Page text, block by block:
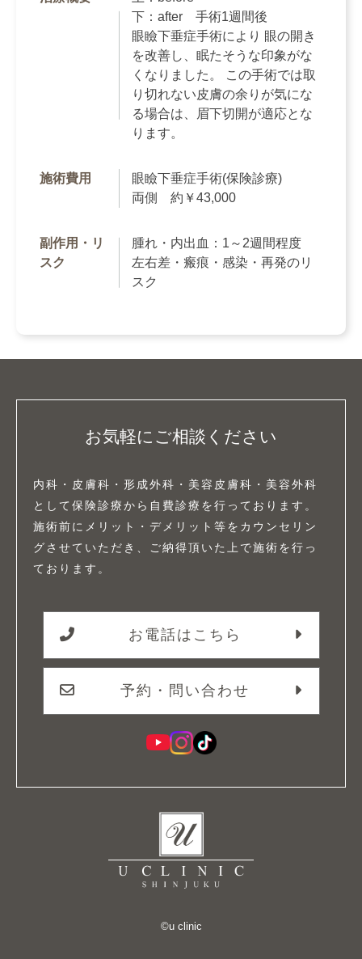
下：after 手術1週間後
眼瞼下垂症手術により 眼の開き
を改善し、眠たそうな印象がな
くなりました。 この手術では取
り切れない皮膚の余りが気にな
る場合は、眉下切開が適応とな
ります。
施術費用
眼瞼下垂症手術(保険診療)
両側 約￥43,000
副作用・リ
スク
腫れ・内出血：1～2週間程度
左右差・瘢痕・感染・再発のリ
スク
お気軽にご相談ください
内科・皮膚科・形成外科・美容皮膚科・美容外科
として保険診療から自費診療を行っております。
施術前にメリット・デメリット等をカウンセリン
グさせていただき、ご納得頂いた上で施術を行っ
ております。
お電話はこちら
予約・問い合わせ
©︎u clinic